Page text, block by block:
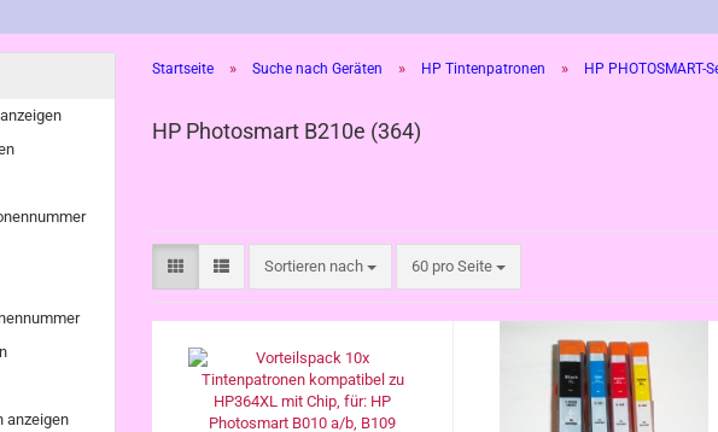
Startseite » Suche nach Geräten » HP Tintenpatronen » HP PHOTOSMART-
HP Photosmart B210e (364)
Sortieren nach
Sortieren nach 60 pro Seite
pro Seite
anzeigen